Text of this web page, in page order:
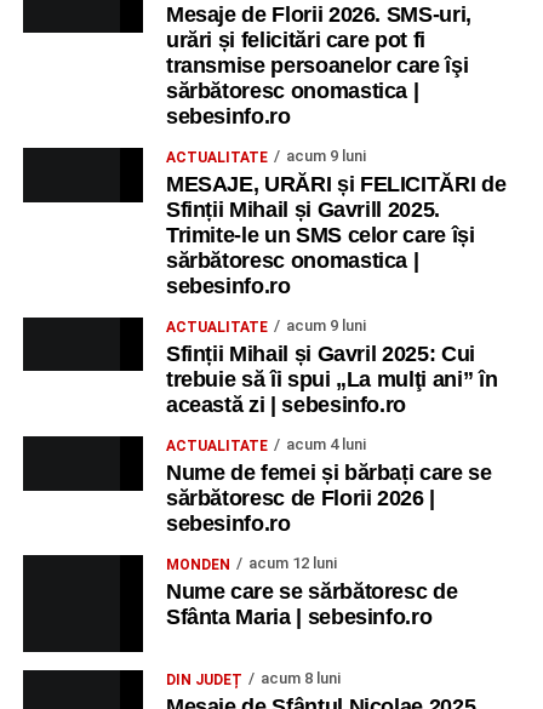
Mesaje de Florii 2026. SMS-uri,
urări și felicitări care pot fi
transmise persoanelor care îşi
sărbătoresc onomastica |
sebesinfo.ro
ACTUALITATE acum 9 luni
MESAJE, URĂRI și FELICITĂRI de
Sfinții Mihail și Gavrill 2025.
Trimite-le un SMS celor care își
sărbătoresc onomastica |
sebesinfo.ro
ACTUALITATE acum 9 luni
Sfinții Mihail și Gavril 2025: Cui
trebuie să îi spui „La mulţi ani” în
această zi | sebesinfo.ro
ACTUALITATE acum 4 luni
Nume de femei și bărbați care se
sărbătoresc de Florii 2026 |
sebesinfo.ro
MONDEN acum 12 luni
Nume care se sărbătoresc de
Sfânta Maria | sebesinfo.ro
DIN JUDEȚ acum 8 luni